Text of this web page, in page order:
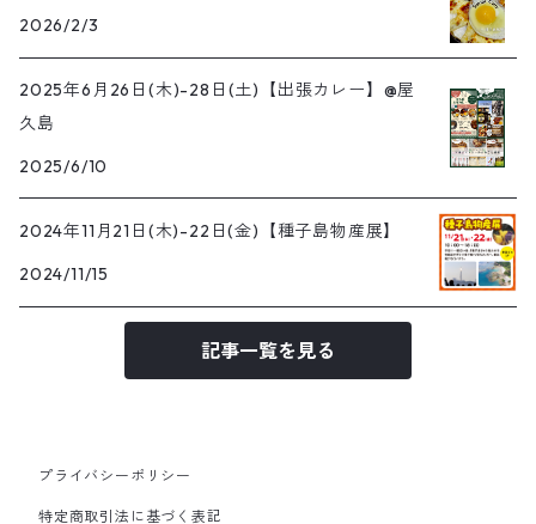
2026/2/3
2025年6月26日(木)-28日(土)【出張カレー】@屋
久島
2025/6/10
2024年11月21日(木)-22日(金)【種子島物産展】
2024/11/15
記事一覧を見る
プライバシーポリシー
特定商取引法に基づく表記